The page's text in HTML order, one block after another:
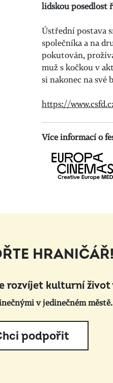
lidskou posedlost
Ústřední postava
společníka a na
pokutován,
muž s kočkou v
si nakonec na své
https://
Více informací o
HRANIČÁŘ!
rozvíjet kulturní život
v jedinečném městě.
podpořit